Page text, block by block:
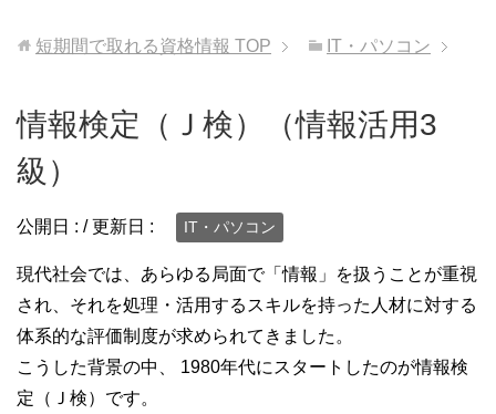
短期間で取れる資格情報 TOP IT・パソコン
情報検定（Ｊ検）（情報活用3
級）
公開日 : / 更新日 : IT・パソコン
現代社会では、あらゆる局面で「情報」を扱うことが重視
され、それを処理・活用するスキルを持った人材に対する
体系的な評価制度が求められてきました。
こうした背景の中、 1980年代にスタートしたのが情報検
定（Ｊ検）です。